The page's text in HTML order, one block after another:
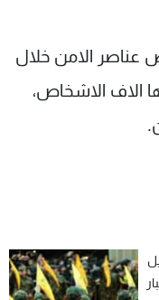
الامن خلال
الاف الاشخاص،